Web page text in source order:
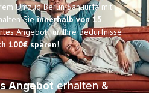
Umzug Berlin Sanliurfa mit
Sieinnerhalb von 15
Angebot für Ihre Bedürfnisse
100€ sparen!
Angeboterhalten &